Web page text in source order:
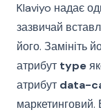
Klaviyo надає
зазвичай
його. Замініть
атрибут type
атрибут data-